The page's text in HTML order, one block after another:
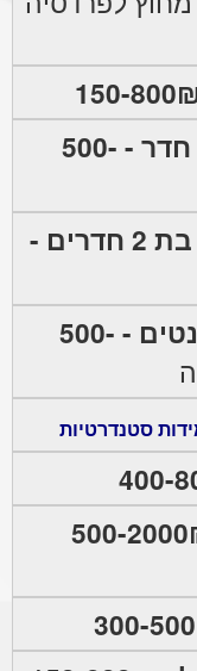
מחיר הובלות קטנות דירת חדר - 500-
מחיר הובלות קטנות דירה בת 2 חדרים -
מחיר הובלה קטנה לסטודנטים - 500-